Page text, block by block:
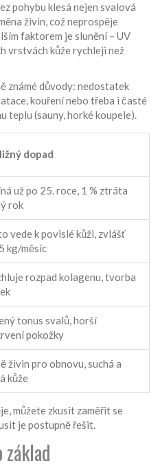
pohybu klesá nejen svalová
živin, což neprospěje
faktorem je slunění – UV
vrstvách kůže rychleji než
známé důvody: nedostatek
kouření nebo třeba i časté
teplu (sauny, horké koupele).
dopad
už po 25. roce, 1 % ztráta
rok
vede k povislé kůži, zvlášť
kg/měsíc
rozpad kolagenu, tvorba
tonus svalů, horší
pokožky
živin pro obnovu, suchá a
kůže
můžete zkusit zaměřit se
je postupně řešit.
základ